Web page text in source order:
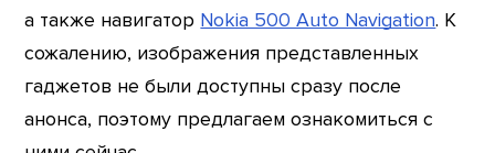
а также навигатор Nokia 500 Auto Navigation. К
сожалению, изображения представленных
гаджетов не были доступны сразу после
анонса, поэтому предлагаем ознакомиться с